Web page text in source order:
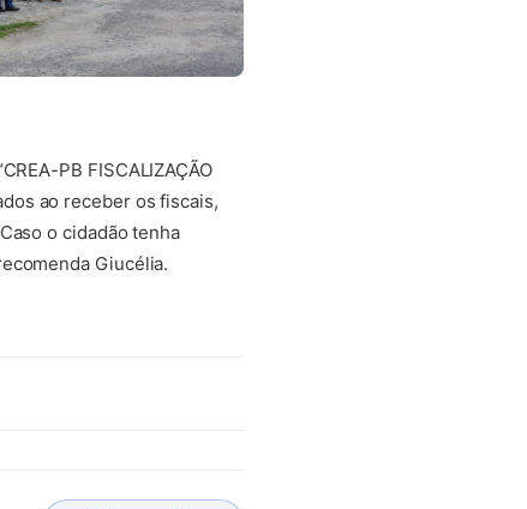
PB FISCALIZAÇÃO
ao receber os fiscais,
o cidadão tenha
Giucélia.